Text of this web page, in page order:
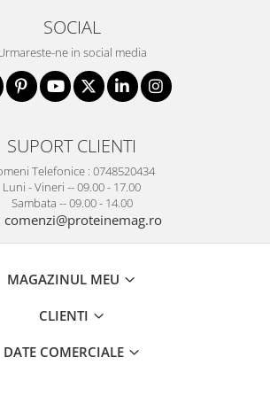
SOCIAL
ne in social media
SUPORT CLIENTI
Telefonice : 0748520434
Luni - Vineri -- 09.00 - 17.00
Sambata -- 09.00 - 14.00
comenzi@proteinemag.ro
MAGAZINUL MEU
CLIENTI
DATE COMERCIALE